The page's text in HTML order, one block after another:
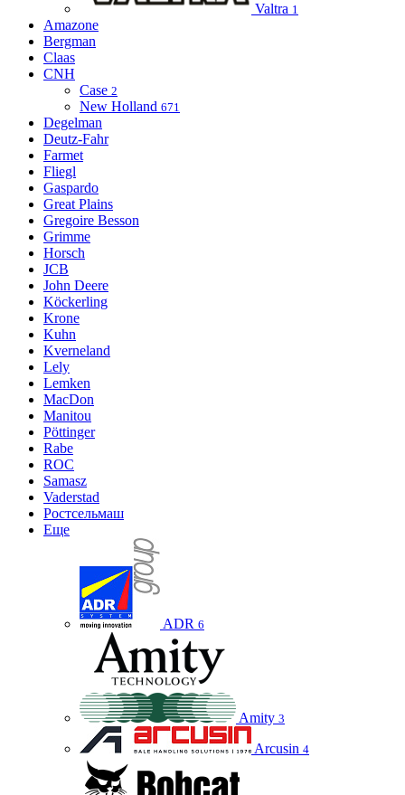
Valtra 1
Amazone
Bergman
Claas
CNH
Case 2
New Holland 671
Degelman
Deutz-Fahr
Farmet
Fliegl
Gaspardo
Great Plains
Gregoire Besson
Grimme
Horsch
JCB
John Deere
Köckerling
Krone
Kuhn
Kverneland
Lely
Lemken
MacDon
Manitou
Pöttinger
Rabe
ROC
Samasz
Vaderstad
Ростсельмаш
Еще
ADR 6
Amity 3
Arcusin 4